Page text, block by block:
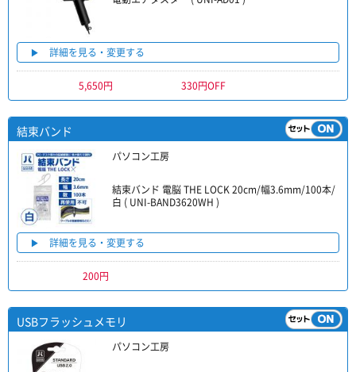
詳細を見る・変更する
5,650円 330円OFF
結束バンド
パソコン工房
結束バンド 電脳 THE LOCK 20cm/幅3.6mm/100本/
白 ( UNI-BAND3620WH )
詳細を見る・変更する
200円
USBフラッシュメモリ
パソコン工房